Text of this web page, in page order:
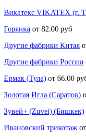
Викатекс VIKATEX (г.
Горянка от 82.00 руб
Другие фабрики Китая
Другие фабрики России
Ермак (Тула) от 66.00
Золотая Игла (Саратов)
Зувей+ (Zuvei) (Бишкек)
Ивановский трикотаж